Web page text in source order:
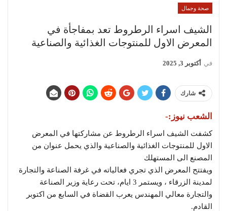
صحة وجمال
الشيف اسراء الرطروط تعد بمفاجأة في
المعرض الاول للمنتوجات الغذائية والصناعية
في أكتوبر 3, 2025
شارك
الشعب نيوز:-
كشفت الشيف اسراء الرطروط عن مشاركتها في المعرض
الاول للمنتوجات الغذائية والصناعية والذي يحمل عنوان من
المصنع الى المستهلك
ويفتتح المعرض الذي تجري فعالياته في غرفة الصناعة والتجارة
لمدينة الزرقاء ، ويستمر 3 ايام، تحت رعاية وزير الصناعة
والتجارة معالي المهندس يعرب القضاة في السابع من اكتوبر
القادم.